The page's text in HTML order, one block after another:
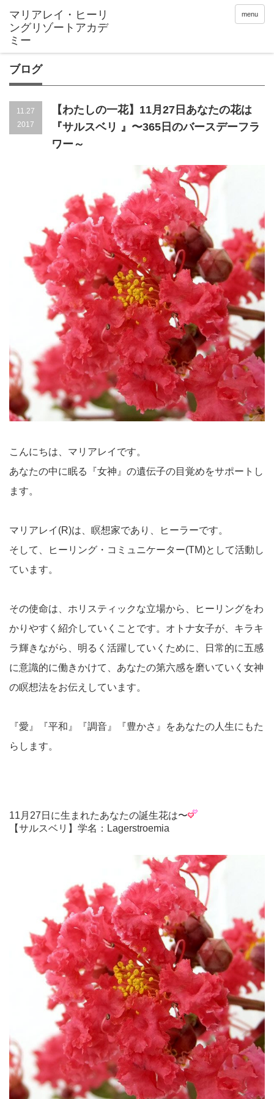
menu
ブログ
11.27
2017
【わたしの一花】11月27日あなたの花は
『サルスベリ 』〜365日のバースデーフラ
ワー～
こんにちは、マリアレイです。
あなたの中に眠る『女神』の遺伝子の目覚めをサポートし
ます。
マリアレイ(R)は、瞑想家であり、ヒーラーです。
そして、ヒーリング・コミュニケーター(TM)として活動し
ています。
その使命は、ホリスティックな立場から、ヒーリングをわ
かりやすく紹介していくことです。オトナ女子が、キラキ
ラ輝きながら、明るく活躍していくために、日常的に五感
に意識的に働きかけて、あなたの第六感を磨いていく女神
の瞑想法をお伝えしています。
『愛』『平和』『調音』『豊かさ』をあなたの人生にもた
らします。
11月27日に生まれたあなたの誕生花は〜
【サルスベリ】学名：Lagerstroemia